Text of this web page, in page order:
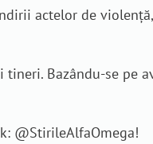
actelor de
tineri. Bazându-se pe
@StirileAlfaOmega!